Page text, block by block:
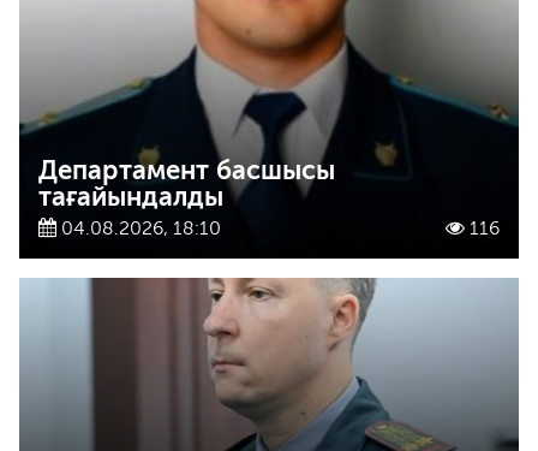
Департамент басшысы
тағайындалды
04.08.2026, 18:10 116